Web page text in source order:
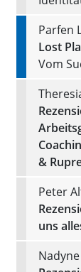
Parfen
Lost
Vom
&
Peter
uns